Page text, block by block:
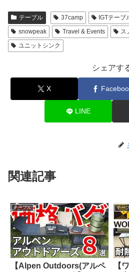
テーブル 37camp IGTテーブ
snowpeak
Travel & Events ス
ユニットシンク
シェアす
X
LINE
関連記事
テーブル
【Alpen Outdoors(アルペ
テー
【